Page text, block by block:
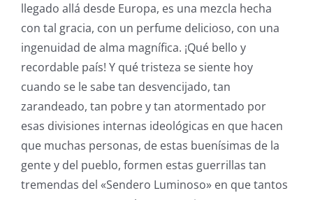
llegado allá desde Europa, es una mezcla hecha
con tal gracia, con un perfume delicioso, con una
ingenuidad de alma magnífica. ¡Qué bello y
recordable país! Y qué tristeza se siente hoy
cuando se le sabe tan desvencijado, tan
zarandeado, tan pobre y tan atormentado por
esas divisiones internas ideológicas en que hacen
que muchas personas, de estas buenísimas de la
gente y del pueblo, formen estas guerrillas tan
tremendas del «Sendero Luminoso» en que tantos